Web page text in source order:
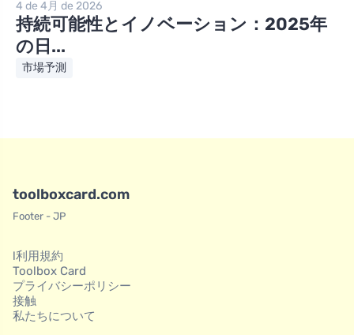
4 de 4月 de 2026
持続可能性とイノベーション：2025年
の日...
市場予測
toolboxcard.com
Footer - JP
l利用規約
Toolbox Card
プライバシーポリシー
接触
私たちについて